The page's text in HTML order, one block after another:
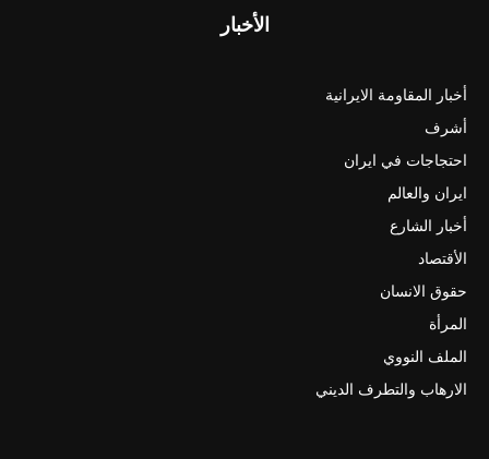
الأخبار
أخبار المقاومة الايرانية
أشرف
احتجاجات في ايران
ايران والعالم
أخبار الشارع
الأقتصاد
حقوق الانسان
المرأة
الملف النووي
الارهاب والتطرف الديني